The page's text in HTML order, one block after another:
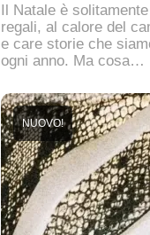
Il Natale è
regali, al calore del
e care storie che
ogni anno. Ma cosa…
NUOVO!